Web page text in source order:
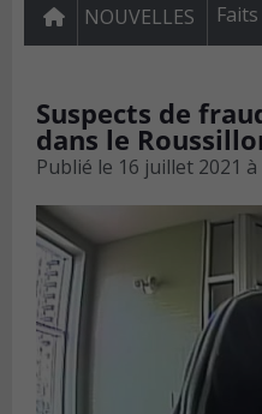
NOUVELLES
Suspects de
dans le
Publié le 16 juillet 2021